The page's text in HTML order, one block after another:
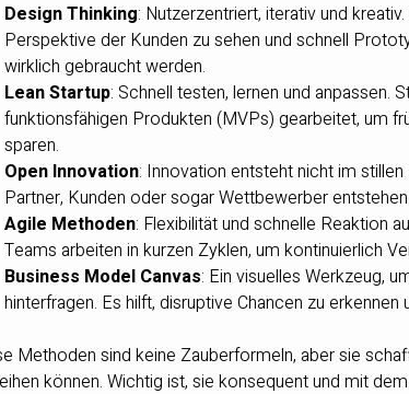
Design Thinking: Nutzerzentriert, iterativ und
Perspektive der Kunden zu sehen und schnell
wirklich gebraucht werden.
Lean Startup: Schnell testen, lernen und anpassen.
funktionsfähigen Produkten (MVPs) gearbeitet, um
sparen.
Open Innovation: Innovation entsteht nicht im
Partner, Kunden oder sogar Wettbewerber
Agile Methoden: Flexibilität und schnelle Reaktion
Teams arbeiten in kurzen Zyklen, um kontinuierlich
Business Model Canvas: Ein visuelles Werkzeug,
hinterfragen. Es hilft, disruptive Chancen zu erkennen
Methoden sind keine Zauberformeln, aber sie
können. Wichtig ist, sie konsequent und mit